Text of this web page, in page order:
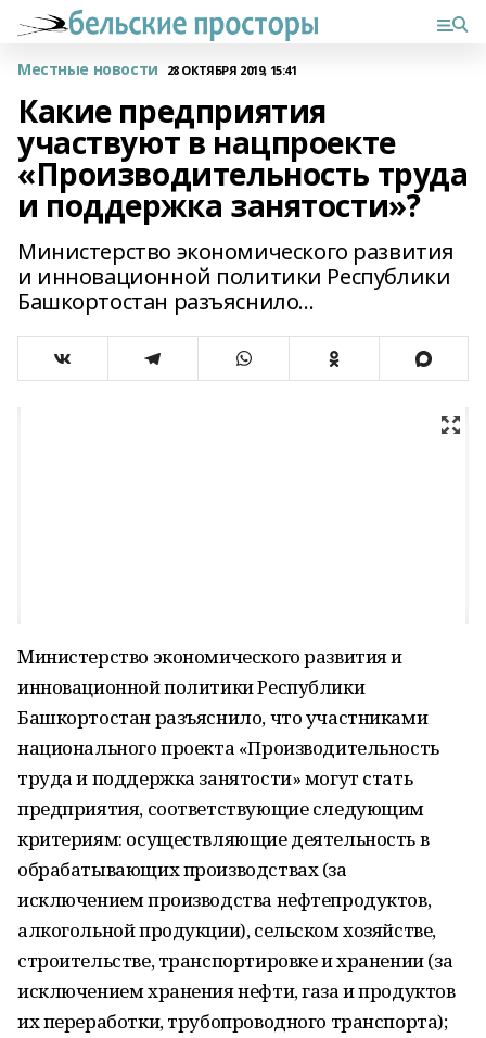
Местные новости 28 ОКТЯБРЯ 2019, 15:41
Какие предприятия
участвуют в нацпроекте
«Производительность труда
и поддержка занятости»?
Министерство экономического развития
и инновационной политики Республики
Башкортостан разъяснило...
Министерство экономического развития и
инновационной политики Республики
Башкортостан разъяснило, что участниками
национального проекта «Производительность
труда и поддержка занятости» могут стать
предприятия, соответствующие следующим
критериям: осуществляющие деятельность в
обрабатывающих производствах (за
исключением производства нефтепродуктов,
алкогольной продукции), сельском хозяйстве,
строительстве, транспортировке и хранении (за
исключением хранения нефти, газа и продуктов
их переработки, трубопроводного транспорта);